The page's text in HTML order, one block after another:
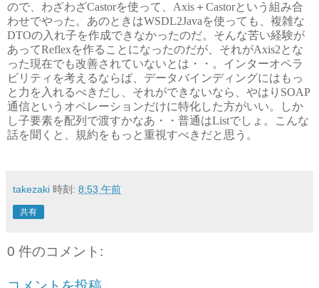
ので、わざわざCastorを使って、Axis＋Castorという組み合
わせでやった。あのときはWSDL2Javaを使っても、複雑な
DTOの入れ子を作成できなかったのだ。そんな苦い経験が
あってReflexを作ることになったのだが、それがAxis2とな
った現在でも改善されていないとは・・。インターオペラ
ビリティを考えるならば、データバインディングにはもっ
と力を入れるべきだし、それができないなら、やはりSOAP
通信というオペレーションだけに特化した方がいい。しか
し子要素を配列で渡すかなあ・・普通はListでしょ。こんな
話を聞くと、規約をもっと重視すべきだと思う。
takezaki 時刻: 8:53 午前
共有
0 件のコメント: